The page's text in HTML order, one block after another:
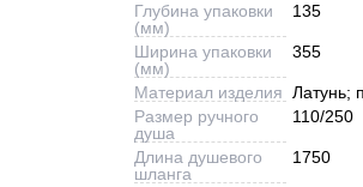
Глубина упаковки
(мм)
135
Ширина упаковки
(мм)
355
Материал изделия Латунь;
Размер ручного
душа
110/250
Длина душевого
шланга
1750